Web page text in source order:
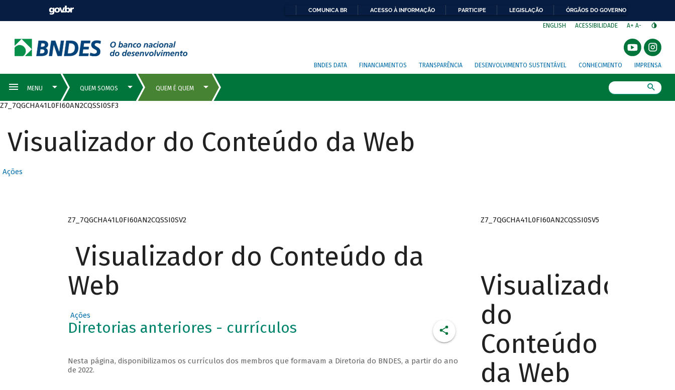
COMUNICA BR ACESSO À INFORMAÇÃO PARTICIPE LEGISLAÇÃO ÓRGÃOS DO GOVERNO
ENGLISH ACESSIBILIDADE A+ A-
BNDES DATA FINANCIAMENTOS TRANSPARÊNCIA DESENVOLVIMENTO SUSTENTÁVEL CONHECIMENTO IMPRENSA
Z7_7QGCHA41L0FI60AN2CQSSI0SF3
Visualizador do Conteúdo da Web
Ações
Z7_7QGCHA41L0FI60AN2CQSSI0SV2
Visualizador do Conteúdo da
Web
Ações
Diretorias anteriores - currículos
Nesta página, disponibilizamos os currículos dos membros que formavam a Diretoria do BNDES, a partir do ano
de 2022.
Z7_7QGCHA41L0FI60AN2CQSSI0SV5
Visualizador
do
Conteúdo
da Web